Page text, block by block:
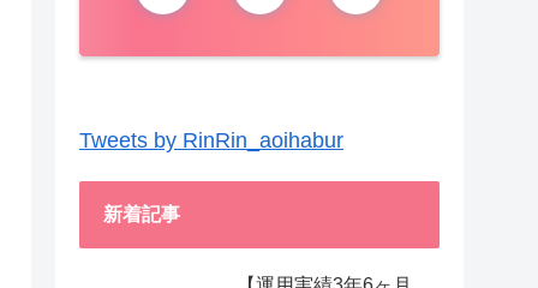
Tweets by RinRin_aoihabur
新着記事